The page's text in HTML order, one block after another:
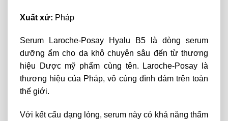
Xuất xứ: Pháp
Serum Laroche-Posay Hyalu B5 là dòng serum
dưỡng ẩm cho da khô chuyên sâu đến từ thương
hiệu Dược mỹ phẩm cùng tên. Laroche-Posay là
thương hiệu của Pháp, vô cùng đình đám trên toàn
thế giới.
Với kết cấu dạng lỏng, serum này có khả năng thẩm